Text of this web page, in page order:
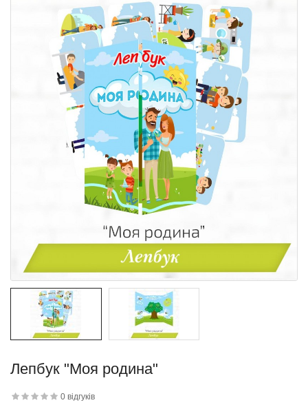
дитини»..
матеріал
Лепбук "Моя родина"
0 відгуків